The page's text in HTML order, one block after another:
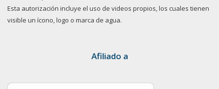
Esta autorización incluye el uso de videos propios, los cuales tienen
visible un ícono, logo o marca de agua.
Afiliado a